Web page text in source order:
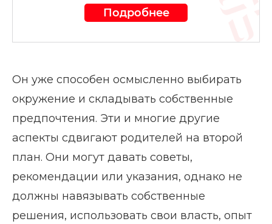
Подробнее
Он уже способен осмысленно выбирать
окружение и складывать собственные
предпочтения. Эти и многие другие
аспекты сдвигают родителей на второй
план. Они могут давать советы,
рекомендации или указания, однако не
должны навязывать собственные
решения, использовать свои власть, опыт